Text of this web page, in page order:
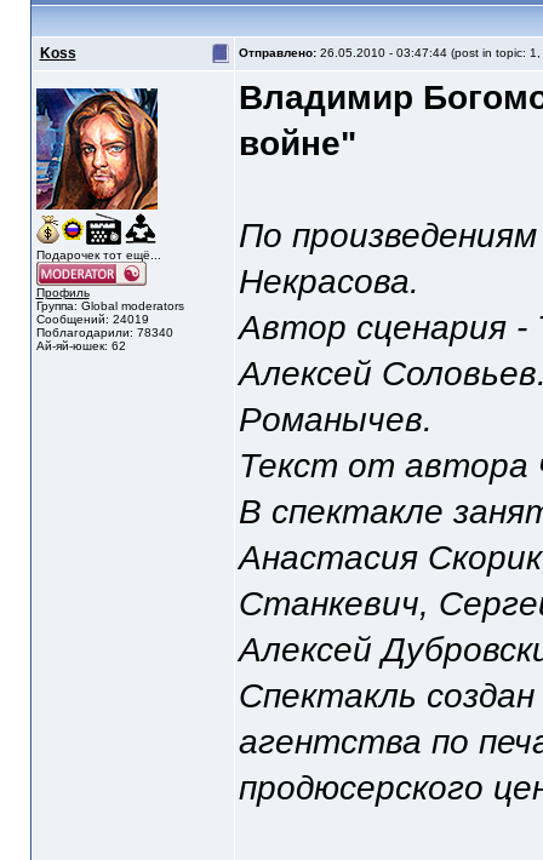
Koss Отправлено: 26.05.2010 - 03:47:44 (post in topic: 1,
Подарочек тот ещё...
Профиль
Группа: Global moderators
Сообщений: 24019
Поблагодарили: 78340
Ай-яй-юшек: 62
Владимир
войне"
По
Некрасова.
Автор сценария -
Алексей
Романычев.
Текст от автора
В спектакле
Анастасия
Станкевич,
Алексей
Спектакль
агентства по
продюсерского